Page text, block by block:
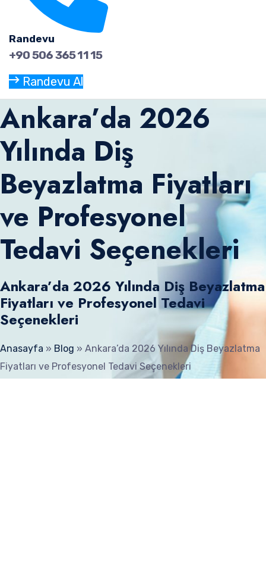
Randevu
+90 506 365 11 15
Randevu Al
Ankara’da 2026
Yılında Diş
Beyazlatma Fiyatları
ve Profesyonel
Tedavi Seçenekleri
Ankara’da 2026 Yılında Diş Beyazlatma
Fiyatları ve Profesyonel Tedavi
Seçenekleri
Anasayfa » Blog » Ankara’da 2026 Yılında Diş Beyazlatma
Fiyatları ve Profesyonel Tedavi Seçenekleri